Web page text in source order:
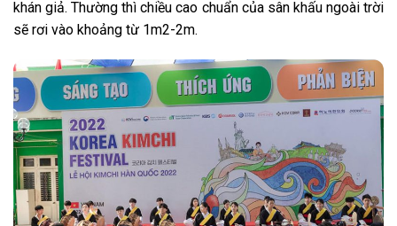
khán giả. Thường thì chiều cao chuẩn của sân khấu ngoài trời
sẽ rơi vào khoảng từ 1m2-2m.